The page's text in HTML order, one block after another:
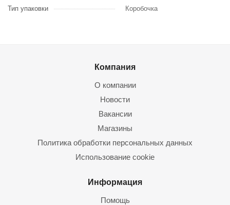
Тип упаковки
Коробочка
Компания
О компании
Новости
Вакансии
Магазины
Политика обработки персональных данных
Использование cookie
Информация
Помощь